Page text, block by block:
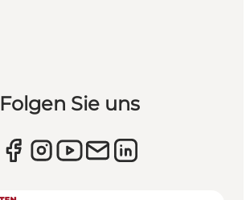
Folgen Sie uns